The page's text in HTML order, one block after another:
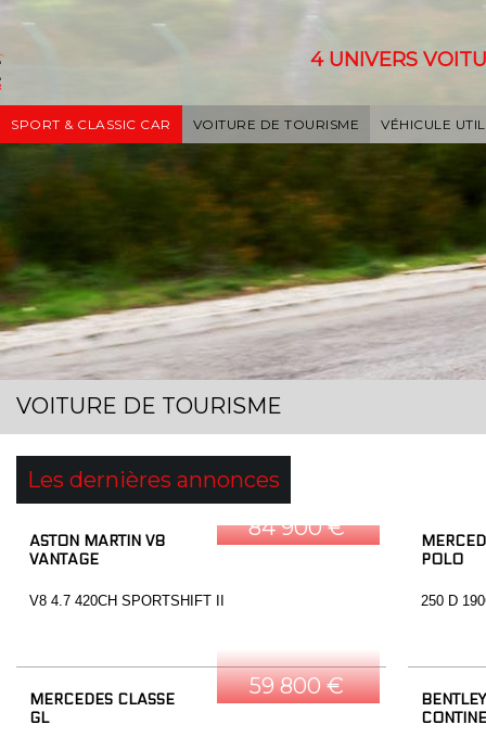
4 UNIVERS
SPORT & CLASSIC CAR VOITURE DE TOURISME VÉHICULE
VOITURE DE TOURISME
Les dernières annonces
84 900 €
ASTON MARTIN V8
VANTAGE
V8 4.7 420CH SPORTSHIFT II
POLO
250 D
59 800 €
MERCEDES CLASSE
GL
BENTLEY